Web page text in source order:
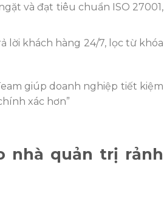
và đạt tiêu chuẩn ISO 27001,
lời khách hàng 24/7, lọc từ khóa
giúp doanh nghiệp tiết kiệm
xác hơn”
nhà quản trị rảnh